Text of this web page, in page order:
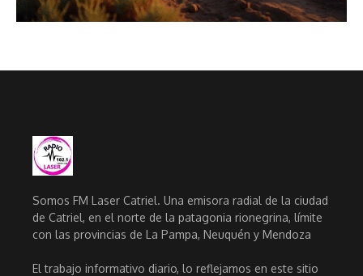
Somos FM Laser Catriel. Una emisora radial de la ciudad
de Catriel, en el norte de la patagonia rionegrina, límite
con las provincias de La Pampa, Neuquén y Mendoza
El trabajo informativo diario, lo reflejamos en este sitio